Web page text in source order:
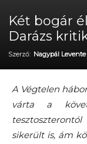
Két bogár
Darázs
Szerző: Nagypál Levente
A Végtelen
várta a
sikerült is, ám